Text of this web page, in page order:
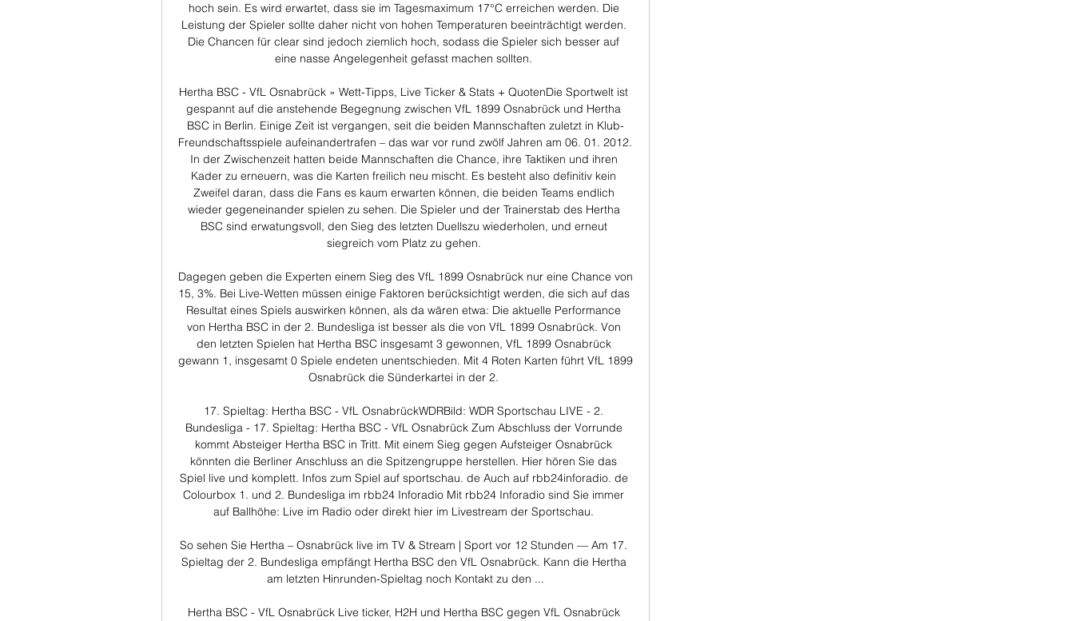
hoch sein. Es wird erwartet, dass sie im Tagesmaximum 17°C erreichen werden. Die
Leistung der Spieler sollte daher nicht von hohen Temperaturen beeinträchtigt werden.
Die Chancen für clear sind jedoch ziemlich hoch, sodass die Spieler sich besser auf
eine nasse Angelegenheit gefasst machen sollten.
Hertha BSC - VfL Osnabrück » Wett-Tipps, Live Ticker & Stats + QuotenDie Sportwelt ist
gespannt auf die anstehende Begegnung zwischen VfL 1899 Osnabrück und Hertha
BSC in Berlin. Einige Zeit ist vergangen, seit die beiden Mannschaften zuletzt in Klub-
Freundschaftsspiele aufeinandertrafen – das war vor rund zwölf Jahren am 06. 01. 2012.
In der Zwischenzeit hatten beide Mannschaften die Chance, ihre Taktiken und ihren
Kader zu erneuern, was die Karten freilich neu mischt. Es besteht also definitiv kein
Zweifel daran, dass die Fans es kaum erwarten können, die beiden Teams endlich
wieder gegeneinander spielen zu sehen. Die Spieler und der Trainerstab des Hertha
BSC sind erwatungsvoll, den Sieg des letzten Duellszu wiederholen, und erneut
siegreich vom Platz zu gehen.
Dagegen geben die Experten einem Sieg des VfL 1899 Osnabrück nur eine Chance von
15, 3%. Bei Live-Wetten müssen einige Faktoren berücksichtigt werden, die sich auf das
Resultat eines Spiels auswirken können, als da wären etwa: Die aktuelle Performance
von Hertha BSC in der 2. Bundesliga ist besser als die von VfL 1899 Osnabrück. Von
den letzten Spielen hat Hertha BSC insgesamt 3 gewonnen, VfL 1899 Osnabrück
gewann 1, insgesamt 0 Spiele endeten unentschieden. Mit 4 Roten Karten führt VfL 1899
Osnabrück die Sünderkartei in der 2.
17. Spieltag: Hertha BSC - VfL OsnabrückWDRBild: WDR Sportschau LIVE - 2.
Bundesliga - 17. Spieltag: Hertha BSC - VfL Osnabrück Zum Abschluss der Vorrunde
kommt Absteiger Hertha BSC in Tritt. Mit einem Sieg gegen Aufsteiger Osnabrück
könnten die Berliner Anschluss an die Spitzengruppe herstellen. Hier hören Sie das
Spiel live und komplett. Infos zum Spiel auf sportschau. de Auch auf rbb24inforadio. de
Colourbox 1. und 2. Bundesliga im rbb24 Inforadio Mit rbb24 Inforadio sind Sie immer
auf Ballhöhe: Live im Radio oder direkt hier im Livestream der Sportschau.
So sehen Sie Hertha – Osnabrück live im TV & Stream | Sport vor 12 Stunden — Am 17.
Spieltag der 2. Bundesliga empfängt Hertha BSC den VfL Osnabrück. Kann die Hertha
am letzten Hinrunden-Spieltag noch Kontakt zu den ...
Hertha BSC - VfL Osnabrück Live ticker, H2H und Hertha BSC gegen VfL Osnabrück